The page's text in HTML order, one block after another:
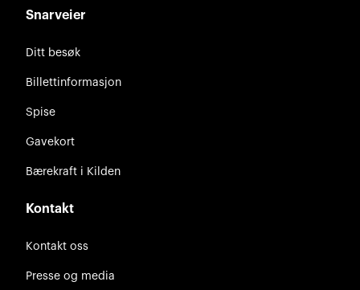
Snarveier
Ditt besøk
Billettinformasjon
Spise
Gavekort
Bærekraft i Kilden
Kontakt
Kontakt oss
Presse og media